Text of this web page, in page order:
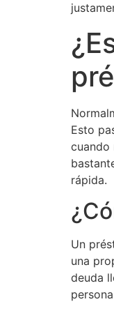
Esto
cuando
rápida.
Un
una
deuda